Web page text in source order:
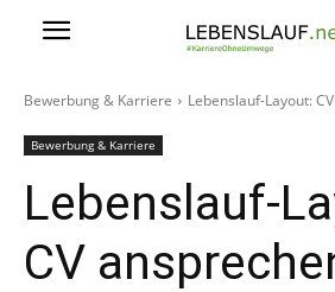
Bewerbung & Karriere Lebenslauf-Layout:
Bewerbung & Karriere
Lebenslauf-
CV